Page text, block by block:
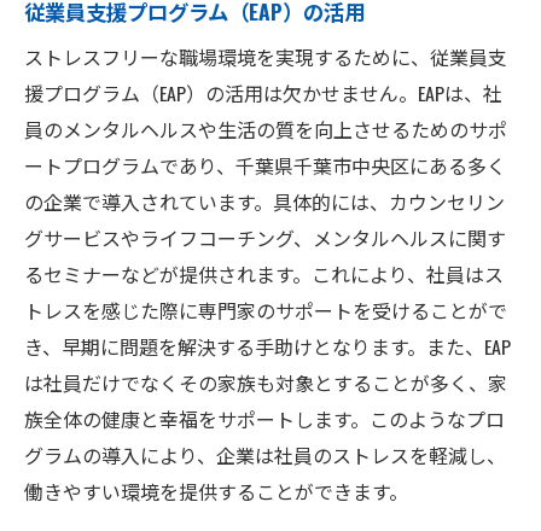
従業員支援プログラム（EAP）の活用
ストレスフリーな職場環境を実現するために、従業員支
援プログラム（EAP）の活用は欠かせません。EAPは、社
員のメンタルヘルスや生活の質を向上させるためのサポ
ートプログラムであり、千葉県千葉市中央区にある多く
の企業で導入されています。具体的には、カウンセリン
グサービスやライフコーチング、メンタルヘルスに関す
るセミナーなどが提供されます。これにより、社員はス
トレスを感じた際に専門家のサポートを受けることがで
き、早期に問題を解決する手助けとなります。また、EAP
は社員だけでなくその家族も対象とすることが多く、家
族全体の健康と幸福をサポートします。このようなプロ
グラムの導入により、企業は社員のストレスを軽減し、
働きやすい環境を提供することができます。